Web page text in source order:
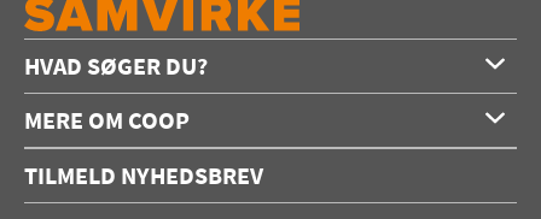
HVAD SØGER DU?
Forside
Opskrifter
Konkurrencer
MERE OM COOP
Annoncering
TILMELD NYHEDSBREV